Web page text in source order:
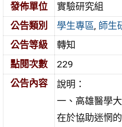
發佈單位
實驗研究組
公告類別
學生專區, 師生
公告等級
轉知
點閱次數
229
公告內容
說明：
一、高雄醫學
在於協助迷惘